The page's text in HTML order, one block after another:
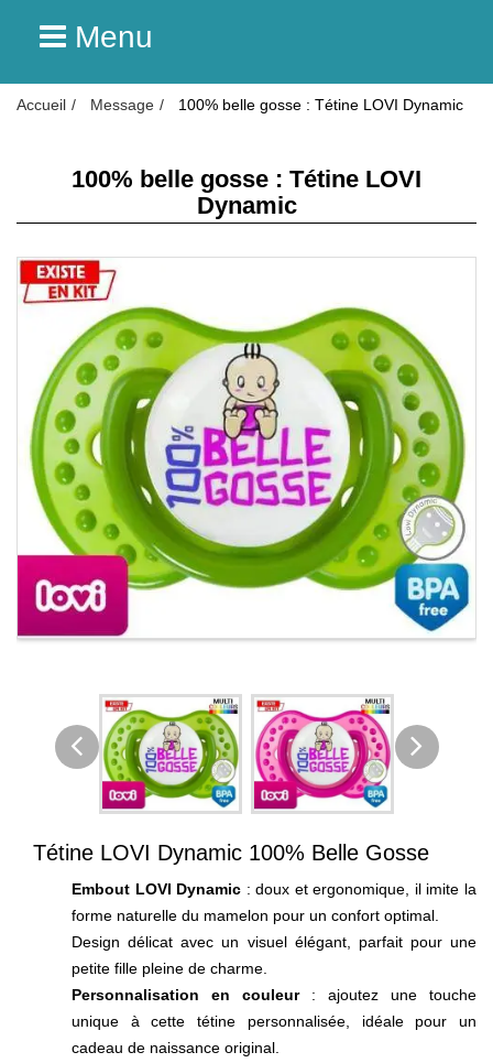
Menu
Accueil Message 100% belle gosse : Tétine LOVI Dynamic
100% belle gosse : Tétine LOVI
Dynamic
Tétine LOVI Dynamic 100% Belle Gosse
Embout LOVI Dynamic : doux et ergonomique, il imite la
forme naturelle du mamelon pour un confort optimal.
Design délicat avec un visuel élégant, parfait pour une
petite fille pleine de charme.
Personnalisation en couleur: ajoutez une touche
unique à cette tétine personnalisée, idéale pour un
cadeau de naissance original.